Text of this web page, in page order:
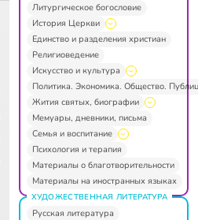
Литургическое богословие
История Церкви
Единство и разделения христиан
Религиоведение
Искусство и культура
Политика. Экономика. Общество.
Жития святых, биографии
Мемуары, дневники, письма
Семья и воспитание
Психология и терапия
Материалы о благотворительности
Материалы на иностранных языках
ХУДОЖЕСТВЕННАЯ ЛИТЕРАТУРА
Русская литература